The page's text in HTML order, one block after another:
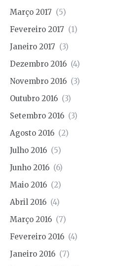
Março 2017 (5)
Fevereiro 2017 (1)
Janeiro 2017 (3)
Dezembro 2016 (4)
Novembro 2016 (3)
Outubro 2016 (3)
Setembro 2016 (3)
Agosto 2016 (2)
Julho 2016 (5)
Junho 2016 (6)
Maio 2016 (2)
Abril 2016 (4)
Março 2016 (7)
Fevereiro 2016 (4)
Janeiro 2016 (7)